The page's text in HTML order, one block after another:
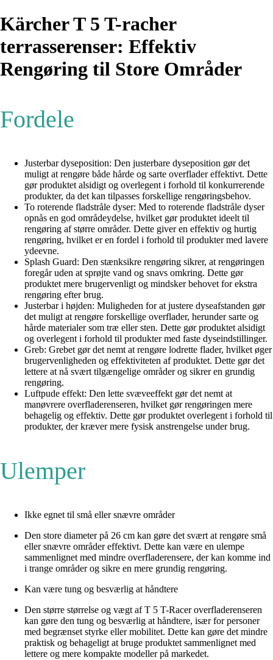
Kärcher T 5 T-racher
terrasserenser: Effektiv
Rengøring til Store Områder
Fordele
Justerbar dyseposition: Den justerbare dyseposition gør det
muligt at rengøre både hårde og sarte overflader effektivt. Dette
gør produktet alsidigt og overlegent i forhold til konkurrerende
produkter, da det kan tilpasses forskellige rengøringsbehov.
To roterende fladstråle dyser: Med to roterende fladstråle dyser
opnås en god områdeydelse, hvilket gør produktet ideelt til
rengøring af større områder. Dette giver en effektiv og hurtig
rengøring, hvilket er en fordel i forhold til produkter med lavere
ydeevne.
Splash Guard: Den stænksikre rengøring sikrer, at rengøringen
foregår uden at sprøjte vand og snavs omkring. Dette gør
produktet mere brugervenligt og mindsker behovet for ekstra
rengøring efter brug.
Justerbar i højden: Muligheden for at justere dyseafstanden gør
det muligt at rengøre forskellige overflader, herunder sarte og
hårde materialer som træ eller sten. Dette gør produktet alsidigt
og overlegent i forhold til produkter med faste dyseindstillinger.
Greb: Grebet gør det nemt at rengøre lodrette flader, hvilket øger
brugervenligheden og effektiviteten af produktet. Dette gør det
lettere at nå svært tilgængelige områder og sikrer en grundig
rengøring.
Luftpude effekt: Den lette svæveeffekt gør det nemt at
manøvrere overfladerenseren, hvilket gør rengøringen mere
behagelig og effektiv. Dette gør produktet overlegent i forhold til
produkter, der kræver mere fysisk anstrengelse under brug.
Ulemper
Ikke egnet til små eller snævre områder
Den store diameter på 26 cm kan gøre det svært at rengøre små
eller snævre områder effektivt. Dette kan være en ulempe
sammenlignet med mindre overfladerensere, der kan komme ind
i trange områder og sikre en mere grundig rengøring.
Kan være tung og besværlig at håndtere
Den større størrelse og vægt af T 5 T-Racer overfladerenseren
kan gøre den tung og besværlig at håndtere, især for personer
med begrænset styrke eller mobilitet. Dette kan gøre det mindre
praktisk og behageligt at bruge produktet sammenlignet med
lettere og mere kompakte modeller på markedet.